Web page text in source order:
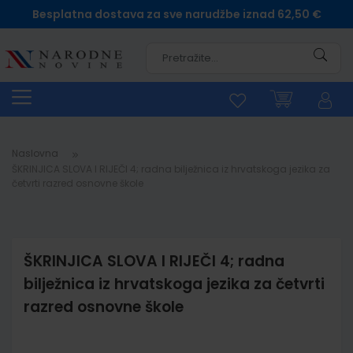
Besplatna dostava za sve narudžbe iznad 62,50 €
Naslovna
ŠKRINJICA SLOVA I RIJEČI 4; radna
bilježnica iz hrvatskoga jezika za četvrti
razred osnovne škole